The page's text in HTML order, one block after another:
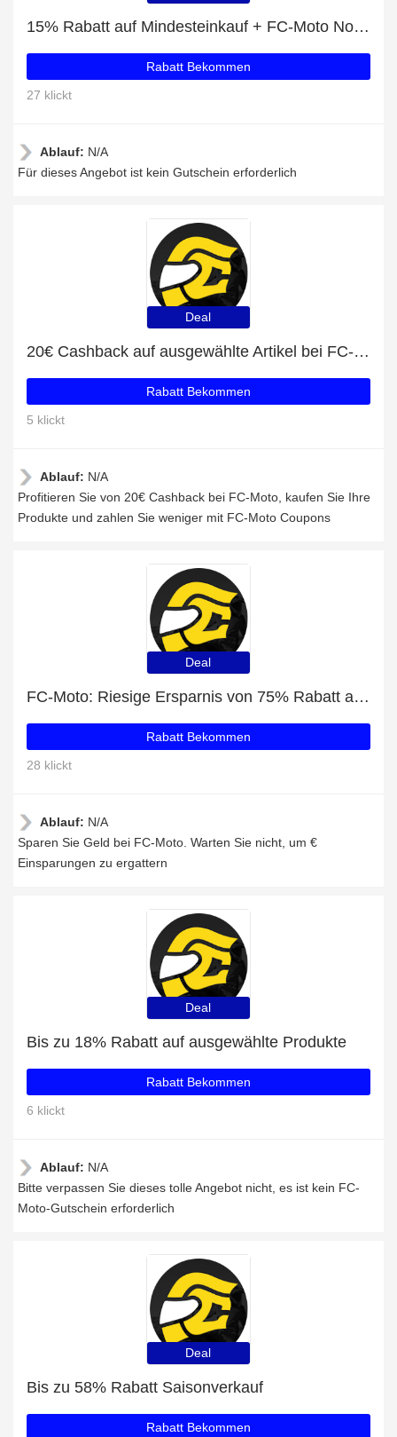
15% Rabatt auf Mindesteinkauf + FC-Moto Novo Circuit Klapphelm mit 50% Rabatt
Rabatt Bekommen
27 klickt
Ablauf: N/A
Für dieses Angebot ist kein Gutschein erforderlich
Deal
20€ Cashback auf ausgewählte Artikel bei FC-Moto
Rabatt Bekommen
5 klickt
Ablauf: N/A
Profitieren Sie von 20€ Cashback bei FC-Moto, kaufen Sie Ihre
Produkte und zahlen Sie weniger mit FC-Moto Coupons
Deal
FC-Moto: Riesige Ersparnis von 75% Rabatt auf die gesamte Seite
Rabatt Bekommen
28 klickt
Ablauf: N/A
Sparen Sie Geld bei FC-Moto. Warten Sie nicht, um €
Einsparungen zu ergattern
Deal
Bis zu 18% Rabatt auf ausgewählte Produkte
Rabatt Bekommen
6 klickt
Ablauf: N/A
Bitte verpassen Sie dieses tolle Angebot nicht, es ist kein FC-
Moto-Gutschein erforderlich
Deal
Bis zu 58% Rabatt Saisonverkauf
Rabatt Bekommen